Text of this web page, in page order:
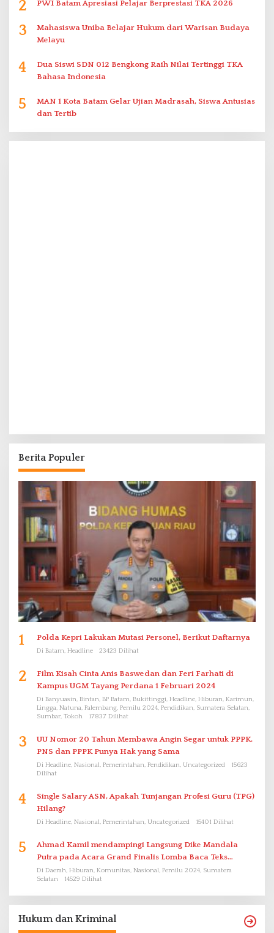
2 PWI Batam Apresiasi Pelajar Berprestasi TKA 2026
3
Mahasiswa Uniba Belajar Hukum dari Warisan Budaya
Melayu
4
Dua Siswi SDN 012 Bengkong Raih Nilai Tertinggi TKA
Bahasa Indonesia
5
MAN 1 Kota Batam Gelar Ujian Madrasah, Siswa Antusias
dan Tertib
Berita Populer
1 Polda Kepri Lakukan Mutasi Personel, Berikut Daftarnya
Di Batam, Headline 23423 Dilihat
2
Film Kisah Cinta Anis Baswedan dan Feri Farhati di
Kampus UGM Tayang Perdana 1 Februari 2024
Di Banyuasin, Bintan, BP Batam, Bukittinggi, Headline, Hiburan, Karimun,
Lingga, Natuna, Palembang, Pemilu 2024, Pendidikan, Sumatera Selatan,
Sumbar, Tokoh
17837 Dilihat
3
UU Nomor 20 Tahun Membawa Angin Segar untuk PPPK.
PNS dan PPPK Punya Hak yang Sama
Di Headline, Nasional, Pemerintahan, Pendidikan, Uncategorized
15623
Dilihat
4
Single Salary ASN, Apakah Tunjangan Profesi Guru (TPG)
Hilang?
Di Headline, Nasional, Pemerintahan, Uncategorized 15401 Dilihat
5
Ahmad Kamil mendampingi Langsung Dike Mandala
Putra pada Acara Grand Finalis Lomba Baca Teks
Proklamasi Mirip Bung Karno di Bali
Di Daerah, Hiburan, Komunitas, Nasional, Pemilu 2024, Sumatera
Selatan
14529 Dilihat
Hukum dan Kriminal